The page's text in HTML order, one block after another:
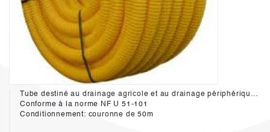
Tube destiné au drainage agricole et au drainage périphérique des bâtiments.
Conforme à la norme NF U 51-101
Conditionnement: couronne de 50m